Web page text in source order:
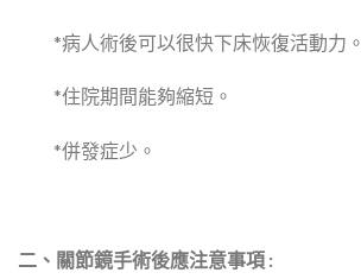
*病人術後可以很快下床恢復活動力。
*住院期間能夠縮短。
*併發症少。
二、關節鏡手術後應注意事項 :